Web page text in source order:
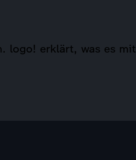
logo! erklärt, was es mit